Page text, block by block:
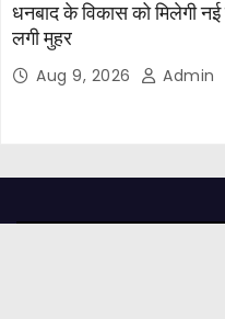
धनबाद के विकास को मिलेगी
लगी मुहर
Aug 9, 2026 Admin